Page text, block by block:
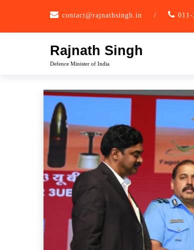
contact@rajnathsingh.in / 011-
Rajnath Singh
Defence Minister of India